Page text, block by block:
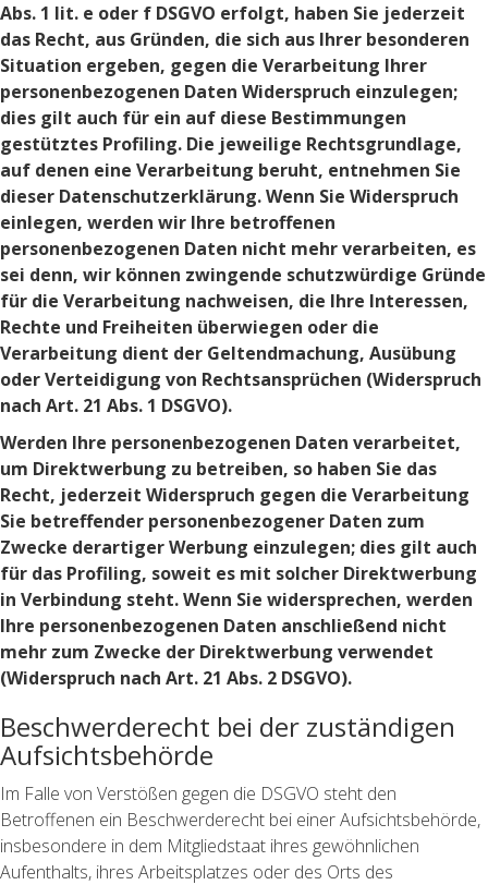
Abs. 1 lit. e oder f DSGVO erfolgt, haben Sie jederzeit
das Recht, aus Gründen, die sich aus Ihrer besonderen
Situation ergeben, gegen die Verarbeitung Ihrer
personenbezogenen Daten Widerspruch einzulegen;
dies gilt auch für ein auf diese Bestimmungen
gestütztes Profiling. Die jeweilige Rechtsgrundlage,
auf denen eine Verarbeitung beruht, entnehmen Sie
dieser Datenschutzerklärung. Wenn Sie Widerspruch
einlegen, werden wir Ihre betroffenen
personenbezogenen Daten nicht mehr verarbeiten, es
sei denn, wir können zwingende schutzwürdige Gründe
für die Verarbeitung nachweisen, die Ihre Interessen,
Rechte und Freiheiten überwiegen oder die
Verarbeitung dient der Geltendmachung, Ausübung
oder Verteidigung von Rechtsansprüchen (Widerspruch
nach Art. 21 Abs. 1 DSGVO).
Werden Ihre personenbezogenen Daten verarbeitet,
um Direktwerbung zu betreiben, so haben Sie das
Recht, jederzeit Widerspruch gegen die Verarbeitung
Sie betreffender personenbezogener Daten zum
Zwecke derartiger Werbung einzulegen; dies gilt auch
für das Profiling, soweit es mit solcher Direktwerbung
in Verbindung steht. Wenn Sie widersprechen, werden
Ihre personenbezogenen Daten anschließend nicht
mehr zum Zwecke der Direktwerbung verwendet
(Widerspruch nach Art. 21 Abs. 2 DSGVO).
Beschwerderecht bei der zuständigen
Aufsichtsbehörde
Im Falle von Verstößen gegen die DSGVO steht den
Betroffenen ein Beschwerderecht bei einer Aufsichtsbehörde,
insbesondere in dem Mitgliedstaat ihres gewöhnlichen
Aufenthalts, ihres Arbeitsplatzes oder des Orts des